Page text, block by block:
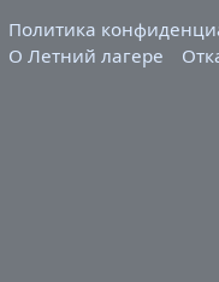
Политика
О Летний лагере